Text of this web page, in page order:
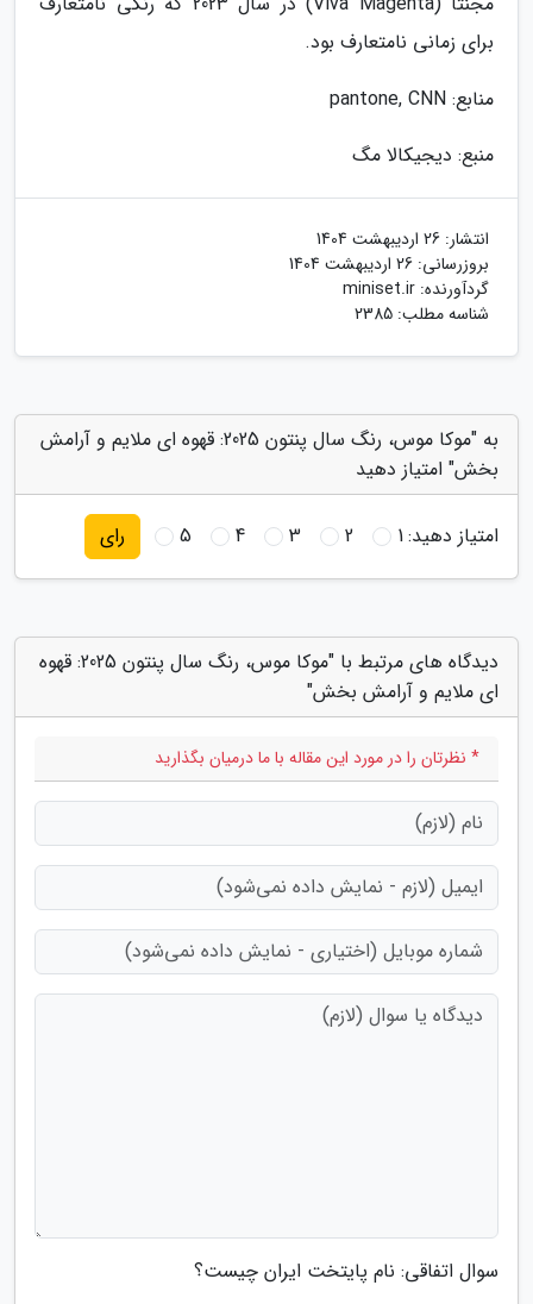
برای زمانی نامتعارف بود.
منابع: pantone, CNN
منبع: دیجیکالا مگ
انتشار: 26 اردیبهشت 1404
بروزرسانی: 26 اردیبهشت 1404
گردآورنده: miniset.ir
شناسه مطلب: 2385
به "موکا موس، رنگ سال پنتون 2025: قهوه ای ملایم و آرامش
بخش" امتیاز دهید
امتیاز دهید:1
2
3
4
5 رای
دیدگاه های مرتبط با "موکا موس، رنگ سال پنتون 2025: قهوه
ای ملایم و آرامش بخش"
* نظرتان را در مورد این مقاله با ما درمیان بگذارید
سوال اتفاقی: نام پایتخت ایران چیست؟